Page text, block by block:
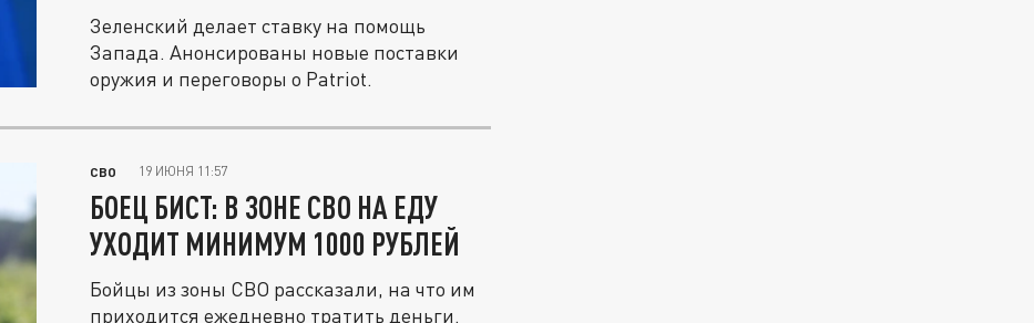
Зеленский делает ставку на помощь
Запада. Анонсированы новые поставки
оружия и переговоры о Patriot.
СВО 19 ИЮНЯ 11:57
БОЕЦ БИСТ: В ЗОНЕ СВО НА ЕДУ
УХОДИТ МИНИМУМ 1000 РУБЛЕЙ
Бойцы из зоны СВО рассказали, на что им
приходится ежедневно тратить деньги.